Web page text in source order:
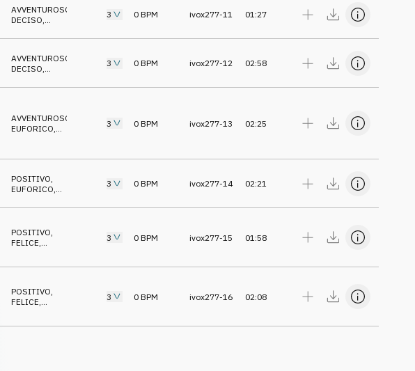
AVVENTUROSO
DECISO
3 0 BPM ivox277-11 01:27
AVVENTUROSO
DECISO
3 0 BPM ivox277-12 02:58
AVVENTUROSO
EUFORICO,
3 0 BPM ivox277-13 02:25
POSITIVO
EUFORICO
3 0 BPM ivox277-14 02:21
POSITIVO,
FELICE,
3 0 BPM ivox277-15 01:58
POSITIVO,
FELICE,
3 0 BPM ivox277-16 02:08